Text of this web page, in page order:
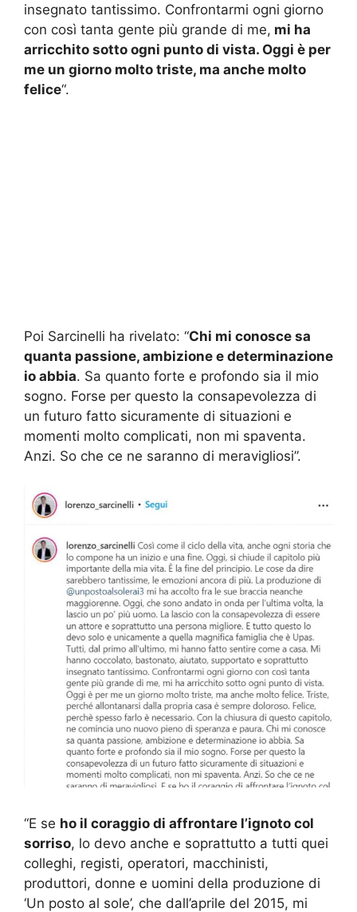
insegnato tantissimo. Confrontarmi ogni giorno
con così tanta gente più grande di me, mi ha
arricchito sotto ogni punto di vista. Oggi è per
me un giorno molto triste, ma anche molto
felice“.
Poi Sarcinelli ha rivelato: “Chi mi conosce sa
quanta passione, ambizione e determinazione
io abbia. Sa quanto forte e profondo sia il mio
sogno. Forse per questo la consapevolezza di
un futuro fatto sicuramente di situazioni e
momenti molto complicati, non mi spaventa.
Anzi. So che ce ne saranno di meravigliosi”.
“E se ho il coraggio di affrontare l’ignoto col
sorriso, lo devo anche e soprattutto a tutti quei
colleghi, registi, operatori, macchinisti,
produttori, donne e uomini della produzione di
‘Un posto al sole’, che dall’aprile del 2015, mi